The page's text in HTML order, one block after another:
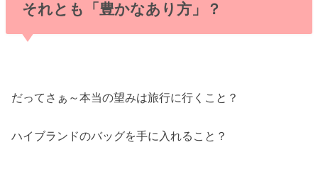
それとも「豊かなあり方」？
だってさぁ～本当の望みは旅行に行くこと？
ハイブランドのバッグを手に入れること？